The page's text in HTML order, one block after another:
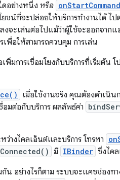
ดอย่างหนึ่ง หรือ
ชน์ที่จะปล่อยให้บริการทำงานได้ ไ
ลงจะเล่นต่อไปแม้ว่าผู้ใช้จะออกจา
พื่อให้สามารถควบคุม การเล่น
พิ่มการเชื่อมโยงกับบริการที่เริ่มต้น โ
เมื่อใช้งานจริง คุณต้องดำเนิน
อมต่อกับบริการ ผลลัพธ์ค่า
ว่างไคลเอ็นต์และบริการ โทรหา
มี IBinder ซึ่งไค
อย่างไรก็ตาม ระบบจะแคชช่องทา